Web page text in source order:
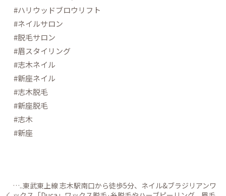
#ハリウッドブロウリフト
#ネイルサロン
#脱毛サロン
#眉スタイリング
#志木ネイル
#新座ネイル
#志木脱毛
#新座脱毛
#志木
#新座
…..東武東上線 志木駅南口から徒歩5分、ネイル&ブラジリアンワ